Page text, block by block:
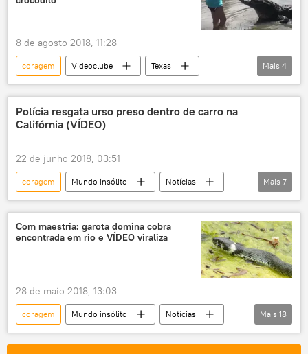
8 de agosto 2018, 11:28
coragem Videoclube
Texas
crocodilo
réptil
alimentação
EUA
Mais 4
Polícia resgata urso preso dentro de carro na
Califórnia (VÍDEO)
22 de junho 2018, 03:51
coragem Mundo insólito
Notícias
Sociedade
Califórnia
urso
resgate
policial
EUA
Mais 7
Com maestria: garota domina cobra
encontrada em rio e VÍDEO viraliza
28 de maio 2018, 13:03
coragem Mundo insólito
Notícias
Sociedade
Cobra
serpentes
Mais 18